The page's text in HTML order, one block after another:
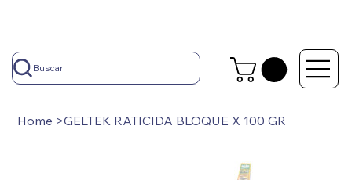
Buscar
Home >GELTEK RATICIDA BLOQUE X 100 GR